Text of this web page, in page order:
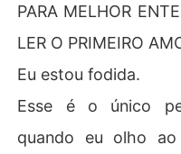
PARA MELHOR
LER O PRIMEIRO
Eu estou fodida.
Esse é o único
quando eu olho